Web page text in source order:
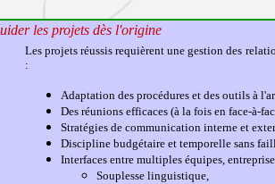
les projets dès
Les projets réussis requièrent une gestion des
:
Adaptation des procédures et des outils à
Des réunions efficaces (à la fois en face-à-
Stratégies de communication interne et
Discipline budgétaire et temporelle sans
Interfaces entre multiples équipes,
Souplesse linguistique,